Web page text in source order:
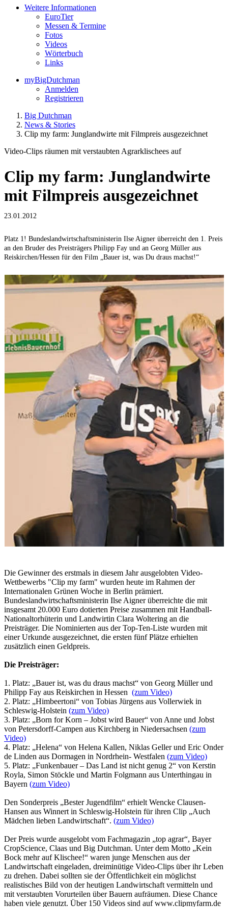
Weitere Informationen
EuroTier
Messen & Termine
Fotos
Videos
Wörterbuch
Links
myBigDutchman
Anmelden
Registrieren
Big Dutchman
News & Stories
Clip my farm: Junglandwirte mit Filmpreis ausgezeichnet
Video-Clips räumen mit verstaubten Agrarklischees auf
Clip my farm: Junglandwirte
mit Filmpreis ausgezeichnet
23.01.2012
Platz 1! Bundeslandwirtschaftsministerin Ilse Aigner überreicht den 1. Preis
an den Bruder des Preisträgers Philipp Fay und an Georg Müller aus
Reiskirchen/Hessen für den Film „Bauer ist, was Du draus machst!“
Die Gewinner des erstmals in diesem Jahr ausgelobten Video-
Wettbewerbs "Clip my farm" wurden heute im Rahmen der
Internationalen Grünen Woche in Berlin prämiert.
Bundeslandwirtschaftsministerin Ilse Aigner überreichte die mit
insgesamt 20.000 Euro dotierten Preise zusammen mit Handball-
Nationaltorhüterin und Landwirtin Clara Woltering an die
Preisträger. Die Nominierten aus der Top-Ten-Liste wurden mit
einer Urkunde ausgezeichnet, die ersten fünf Plätze erhielten
zusätzlich einen Geldpreis.
Die Preisträger:
1. Platz: „Bauer ist, was du draus machst“ von Georg Müller und
Philipp Fay aus Reiskirchen in Hessen (zum Video)
2. Platz: „Himbeertoni“ von Tobias Jürgens aus Vollerwiek in
Schleswig-Holstein (zum Video)
3. Platz: „Born for Korn – Jobst wird Bauer“ von Anne und Jobst
von Petersdorff-Campen aus Kirchberg in Niedersachsen (zum
Video)
4. Platz: „Helena“ von Helena Kallen, Niklas Geller und Eric Onder
de Linden aus Dormagen in Nordrhein- Westfalen (zum Video)
5. Platz: „Funkenbauer – Das Land ist nicht genug 2“ von Kerstin
Royla, Simon Stöckle und Martin Folgmann aus Unterthingau in
Bayern (zum Video)
Den Sonderpreis „Bester Jugendfilm“ erhielt Wencke Clausen-
Hansen aus Winnert in Schleswig-Holstein für ihren Clip „Auch
Mädchen lieben Landwirtschaft“. (zum Video)
Der Preis wurde ausgelobt vom Fachmagazin „top agrar“, Bayer
CropScience, Claas und Big Dutchman. Unter dem Motto „Kein
Bock mehr auf Klischee!“ waren junge Menschen aus der
Landwirtschaft eingeladen, dreiminütige Video-Clips über ihr Leben
zu drehen. Dabei sollten sie der Öffentlichkeit ein möglichst
realistisches Bild von der heutigen Landwirtschaft vermitteln und
mit verstaubten Vorurteilen über Bauern aufräumen. Diese Chance
haben viele genutzt. Über 150 Videos sind auf www.clipmyfarm.de